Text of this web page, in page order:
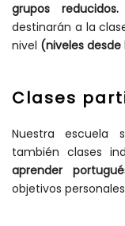
grupos reducidos.
destinarán a la
nivel (niveles
Clases
Nuestra escuela
también clases
aprender
objetivos